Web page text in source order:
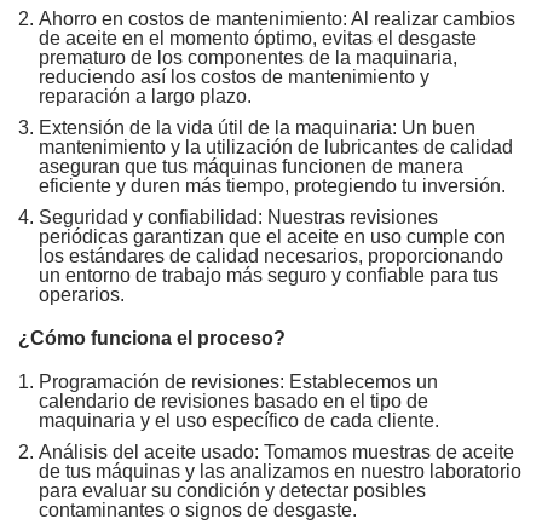
Ahorro en costos de mantenimiento: Al realizar cambios
de aceite en el momento óptimo, evitas el desgaste
prematuro de los componentes de la maquinaria,
reduciendo así los costos de mantenimiento y
reparación a largo plazo.
Extensión de la vida útil de la maquinaria: Un buen
mantenimiento y la utilización de lubricantes de calidad
aseguran que tus máquinas funcionen de manera
eficiente y duren más tiempo, protegiendo tu inversión.
Seguridad y confiabilidad: Nuestras revisiones
periódicas garantizan que el aceite en uso cumple con
los estándares de calidad necesarios, proporcionando
un entorno de trabajo más seguro y confiable para tus
operarios.
¿Cómo funciona el proceso?
Programación de revisiones: Establecemos un
calendario de revisiones basado en el tipo de
maquinaria y el uso específico de cada cliente.
Análisis del aceite usado: Tomamos muestras de aceite
de tus máquinas y las analizamos en nuestro laboratorio
para evaluar su condición y detectar posibles
contaminantes o signos de desgaste.